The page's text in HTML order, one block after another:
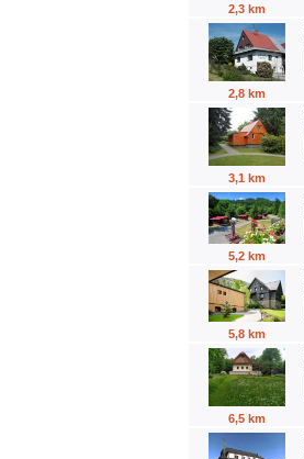
2,3 km
2,8 km
3,1 km
5,2 km
5,8 km
6,5 km